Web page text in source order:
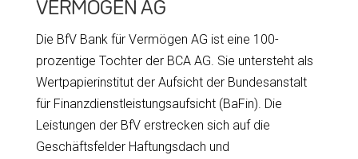
VERMÖGEN AG
Die BfV Bank für Vermögen AG ist eine 100-
prozentige Tochter der BCA AG. Sie untersteht als
Wertpapierinstitut der Aufsicht der Bundesanstalt
für Finanzdienstleistungsaufsicht (BaFin). Die
Leistungen der BfV erstrecken sich auf die
Geschäftsfelder Haftungsdach und